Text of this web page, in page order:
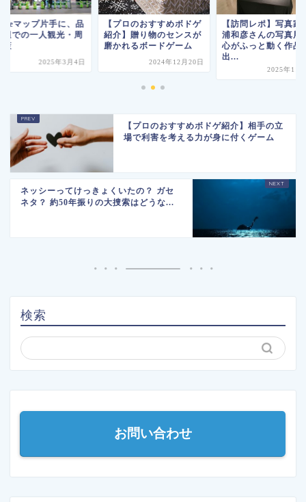
マップ片手に、品
辺での一人観光・周
策
2025年3月4日
【プロのおすすめボドゲ
紹介】贈り物のセンスが
磨かれるボードゲーム
2024年12月20日
【訪問レポ】写真家
浦和彦さんの写真展
心がふっと動く作品
出...
2025年11
【プロのおすすめボドゲ紹介】相手の立
場で利害を考える力が身に付くゲーム
ネッシーってけっきょくいたの？ ガセ
ネタ？ 約50年振りの大捜索はどうな...
検索
お問い合わせ